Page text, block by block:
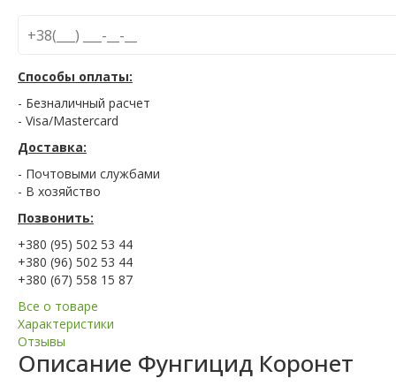
Способы оплаты:
- Безналичный расчет
- Visa/Mastercard
Доставка:
- Почтовыми службами
- В хозяйство
Позвонить:
+380 (95) 502 53 44
+380 (96) 502 53 44
+380 (67) 558 15 87
Все о товаре
Характеристики
Отзывы
Описание Фунгицид Коронет